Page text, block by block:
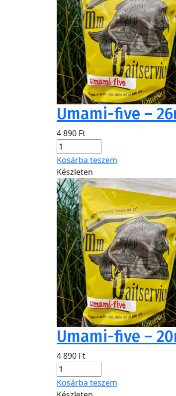
Umami-five –
4 890 Ft
Kosárba teszem
Készleten
Umami-five –
4 890 Ft
Kosárba teszem